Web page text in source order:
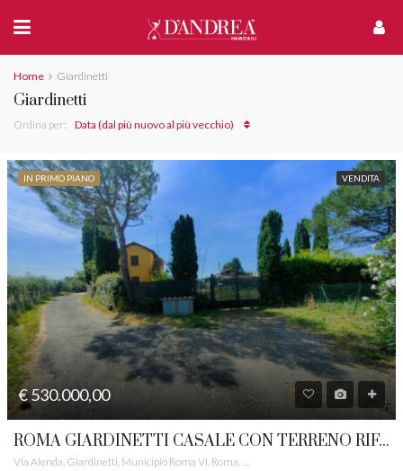
Home Giardinetti
Giardinetti
Ordina per: Data (dal più nuovo al più vecchio)
IN PRIMO PIANO VENDITA
€ 530.000,00
ROMA GIARDINETTI CASALE CON TERRENO RIF. 81
Via Alenda, Giardinetti, Municipio Roma VI, Roma, Roma Capitale, Lazio, 00133, Italia